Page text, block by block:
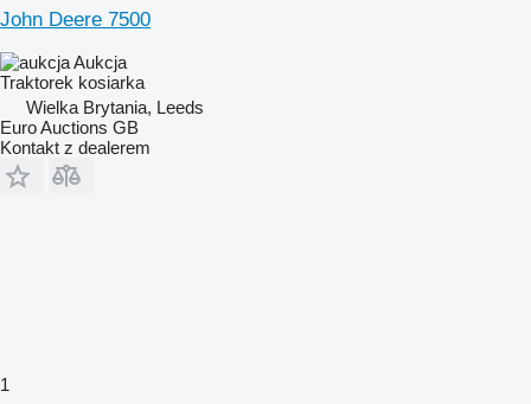
John Deere 7500
Aukcja
Traktorek kosiarka
Wielka Brytania, Leeds
Euro Auctions GB
Kontakt z dealerem
1